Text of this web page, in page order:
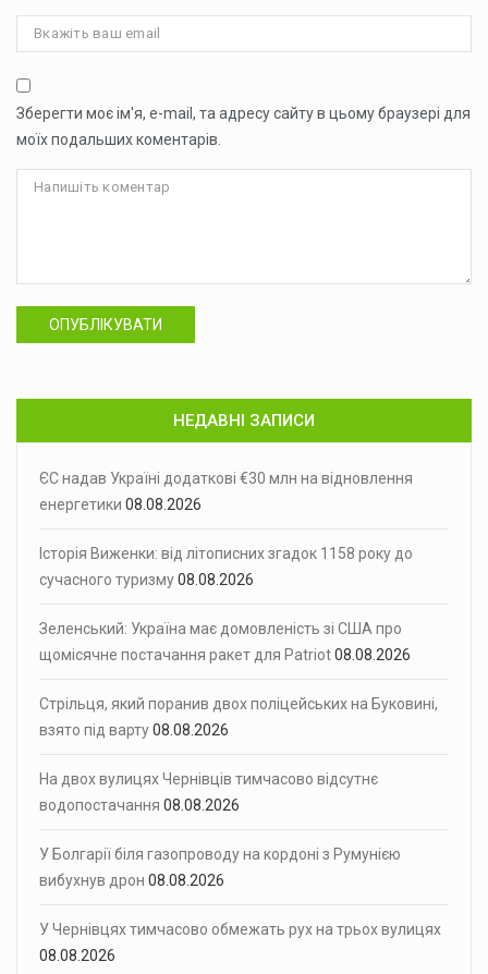
Зберегти моє ім'я, e-mail, та адресу сайту в цьому браузері для
моїх подальших коментарів.
ОПУБЛІКУВАТИ
НЕДАВНІ ЗАПИСИ
ЄС надав Україні додаткові €30 млн на відновлення
енергетики 08.08.2026
Історія Виженки: від літописних згадок 1158 року до
сучасного туризму08.08.2026
Зеленський: Україна має домовленість зі США про
щомісячне постачання ракет для Patriot08.08.2026
Стрільця, який поранив двох поліцейських на Буковині,
взято під варту08.08.2026
На двох вулицях Чернівців тимчасово відсутнє
водопостачання 08.08.2026
У Болгарії біля газопроводу на кордоні з Румунією
вибухнув дрон 08.08.2026
У Чернівцях тимчасово обмежать рух на трьох вулицях
08.08.2026